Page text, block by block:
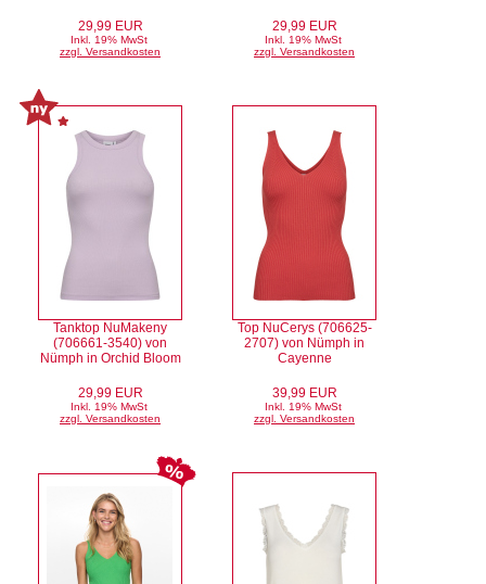
29,99 EUR
Inkl. 19% MwSt
zzgl. Versandkosten
29,99 EUR
Inkl. 19% MwSt
zzgl. Versandkosten
Tanktop NuMakeny
(706661-3540) von
Nümph in Orchid Bloom
29,99 EUR
Inkl. 19% MwSt
zzgl. Versandkosten
Top NuCerys (706625-
2707) von Nümph in
Cayenne
39,99 EUR
Inkl. 19% MwSt
zzgl. Versandkosten